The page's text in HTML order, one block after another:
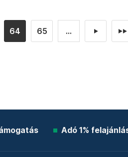
64 65 ... ► ►►
Adó 1%